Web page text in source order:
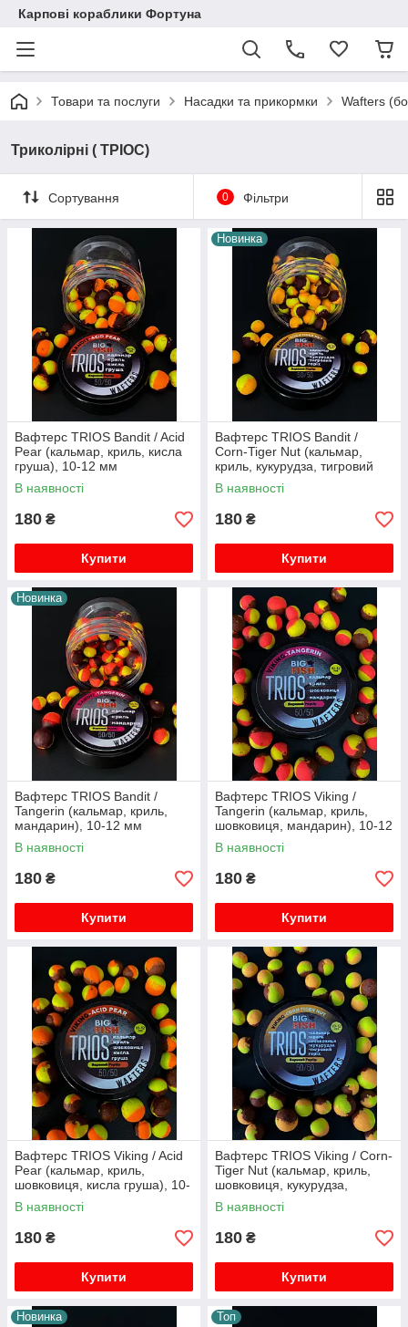
Карпові кораблики Фортуна
Товари та послуги Насадки та прикормки Wafters
Триколірні ( ТРІОС)
Сортування 0 Фільтри
Вафтерс TRIOS Bandit / Acid
Pear (кальмар, криль, кисла
груша), 10-12 мм
В наявності
180 ₴
Купити
Новинка
Вафтерс TRIOS Bandit /
Corn-Tiger Nut (кальмар,
криль, кукурудза, тигровий
горіх), 10-12 мм
В наявності
180 ₴
Купити
Новинка
Вафтерс TRIOS Bandit /
Tangerin (кальмар, криль,
мандарин), 10-12 мм
В наявності
180 ₴
Купити
Вафтерс TRIOS Viking /
Tangerin (кальмар, криль,
шовковиця, мандарин), 10-12
мм
В наявності
180 ₴
Купити
Вафтерс TRIOS Viking / Acid
Pear (кальмар, криль,
шовковиця, кисла груша), 10-
12 мм
В наявності
180 ₴
Купити
Вафтерс TRIOS Viking / Corn-
Tiger Nut (кальмар, криль,
шовковиця, кукурудза,
тигровий горіх), 10-12 мм
В наявності
180 ₴
Купити
Новинка Топ